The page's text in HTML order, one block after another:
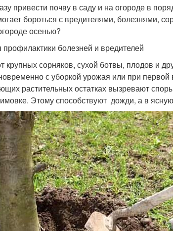
привести почву в саду и на огороде в
бороться с вредителями, болезнями,
осенью?
болезней и вредителей
крупных сорняков, сухой ботвы, плодов и
с уборкой урожая или при
растительных остатках вызревают
Этому способствуют дожди, а в